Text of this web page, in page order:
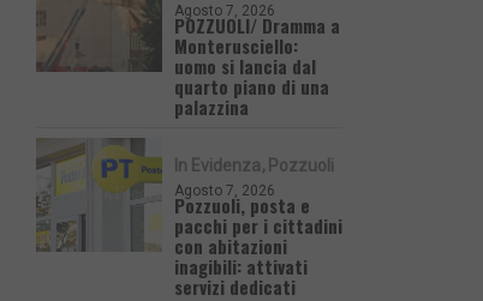
Agosto 7, 2026
POZZUOLI/ Dramma a
Monterusciello:
uomo si lancia dal
quarto piano di una
palazzina
In Evidenza Pozzuoli
Agosto 7, 2026
Pozzuoli, posta e
pacchi per i cittadini
con abitazioni
inagibili: attivati
servizi dedicati